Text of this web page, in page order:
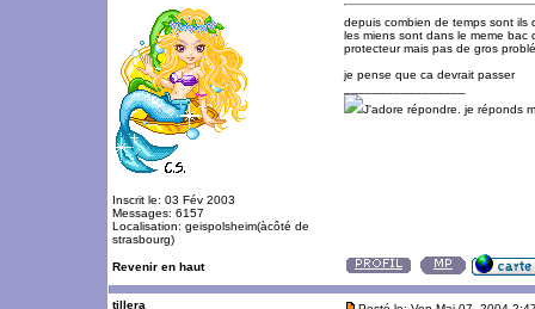
Inscrit le: 03 Fév 2003
Messages: 6157
Localisation: geispolsheim(àcôté de
strasbourg)
depuis combien de temps sont ils
les miens sont dans le meme
protecteur mais pas de gros
je pense que ca devrait passer
J'adore répondre. je réponds
Revenir en haut
tillera